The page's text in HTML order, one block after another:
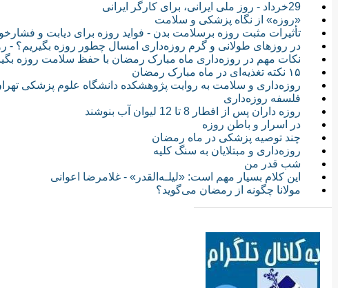
29خرداد - روز ملی ایرانی، برای كارگر ایرانی
«روزه» از نگاه پزشکی و سلامت
تأثیرات مثبت روزه برسلامت بدن - فواید روزه برای دیابت و
در روزهای طولانی و گرم روزه‌داری امسال چطور روزه بگیریم؟ -
نکات مهم در روزه‌داری ماه مبارک رمضان با حفظ سلامت روزه
۱۵ نکته تغذیه‌ای در ماه مبارک رمضان
روزه‌داری و سلامت به روایت پژوهشکده دانشگاه علوم پزشکی
فلسفه روزه‌داری
روزه داران پس از افطار 8 تا 12 لیوان آب بنوشند
در اسرار و باطن روزه‌
چند توصیه پزشکی در ماه رمضان
روزه‌داری و مبتلایان به سنگ کلیه
شب قدر من
این كلام بسیار مهم است: «لیلـه‌القدر» - غلامرضا اعوانی
مولانا چگونه از رمضان می‌گوید؟